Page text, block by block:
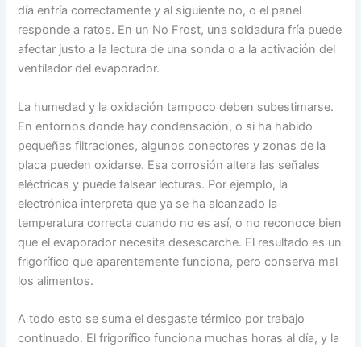
día enfría correctamente y al siguiente no, o el panel
responde a ratos. En un No Frost, una soldadura fría puede
afectar justo a la lectura de una sonda o a la activación del
ventilador del evaporador.
La humedad y la oxidación tampoco deben subestimarse.
En entornos donde hay condensación, o si ha habido
pequeñas filtraciones, algunos conectores y zonas de la
placa pueden oxidarse. Esa corrosión altera las señales
eléctricas y puede falsear lecturas. Por ejemplo, la
electrónica interpreta que ya se ha alcanzado la
temperatura correcta cuando no es así, o no reconoce bien
que el evaporador necesita desescarche. El resultado es un
frigorífico que aparentemente funciona, pero conserva mal
los alimentos.
A todo esto se suma el desgaste térmico por trabajo
continuado. El frigorífico funciona muchas horas al día, y la